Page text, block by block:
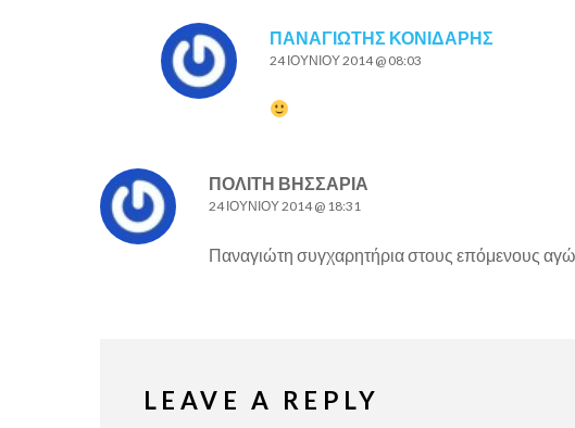
ΠΑΝΑΓΙΏΤΗΣ ΚΟΝΙΔΆΡΗΣ
24 ΙΟΥΝΊΟΥ 2014 @ 08:03
ΠΟΛΊΤΗ ΒΗΣΣΑΡΊΑ
24 ΙΟΥΝΊΟΥ 2014 @ 18:31
Παναγιώτη συγχαρητήρια στους επόμενους
LEAVE A REPLY